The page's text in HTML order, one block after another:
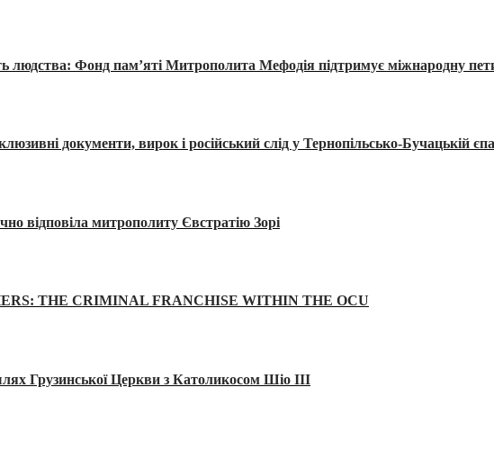
людства: Фонд пам’яті Митрополита Мефодія підтримує міжнародну
документи, вирок і російський слід у Тернопільсько-Бучацькій
відповіла митрополиту Євстратію Зорі
THE CRIMINAL FRANCHISE WITHIN THE OCU
Грузинської Церкви з Католикосом Шіо III